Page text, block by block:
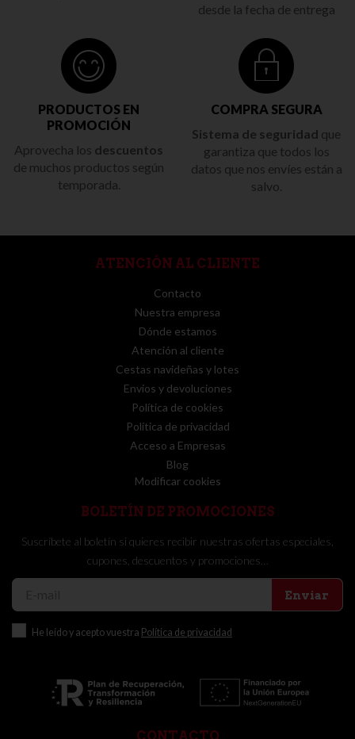
desde la fecha de entrega
PRODUCTOS EN
PROMOCIÓN
Aprovecha los descuentos
de muchos productos según
temporada.
COMPRA SEGURA
Sistema de seguridad que
garantiza que todos los
datos que nos envíes están a
salvo.
ATENCIÓN AL CLIENTE
Contacto
Nuestra empresa
Dónde estamos
Atención al cliente
Cestas navideñas y lotes
Envíos y devoluciones
Política de cookies
Política de privacidad
Acceso a Empresas
Blog
Modificar cookies
BOLETÍN DE PROMOCIONES
Suscríbete al boletín si quieres recibir nuestras ofertas especiales,
cupones, descuentos y promociones…
Enviar
He leído y acepto vuestra Política de privacidad